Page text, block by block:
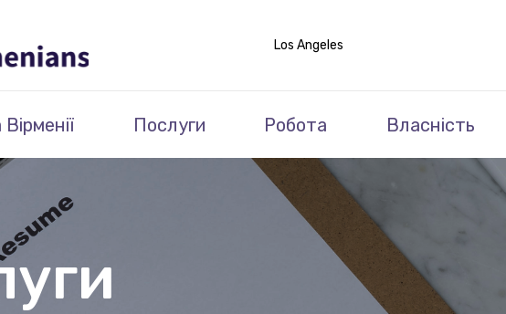
Los Angeles
Послуги Робота Власність